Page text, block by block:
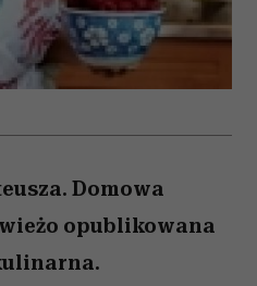
Domowa
opublikowana